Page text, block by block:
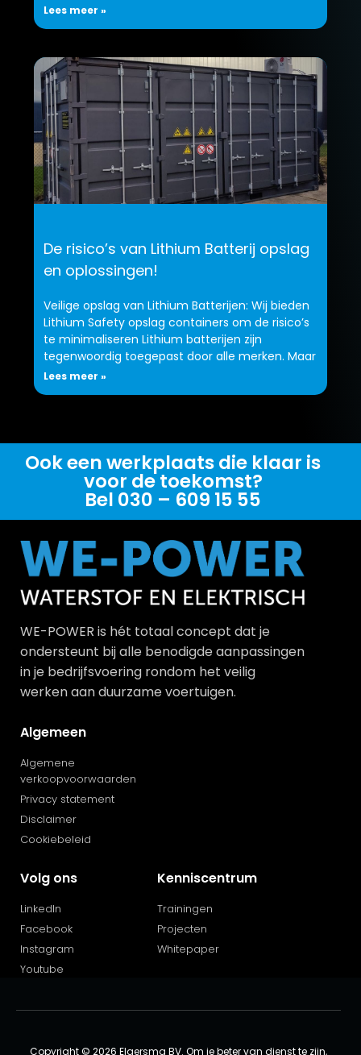
Lees meer »
De risico’s van Lithium Batterij opslag
en oplossingen!
Veilige opslag van Lithium Batterijen: Wij bieden
Lithium Safety opslag containers om de risico’s
te minimaliseren Lithium batterijen zijn
tegenwoordig toegepast door alle merken. Maar
Lees meer »
Ook een werkplaats die klaar is
voor de toekomst?
Bel 030 – 609 15 55
WE-POWER is hét totaal concept dat je
ondersteunt bij alle benodigde aanpassingen
in je bedrijfsvoering rondom het veilig
werken aan duurzame voertuigen.
Algemeen
Algemene
verkoopvoorwaarden
Privacy statement
Disclaimer
Cookiebeleid
Volg ons
LinkedIn
Facebook
Instagram
Youtube
Kenniscentrum
Trainingen
Projecten
Whitepaper
Copyright © 2026 Elgersma BV. Om je beter van dienst te zijn,